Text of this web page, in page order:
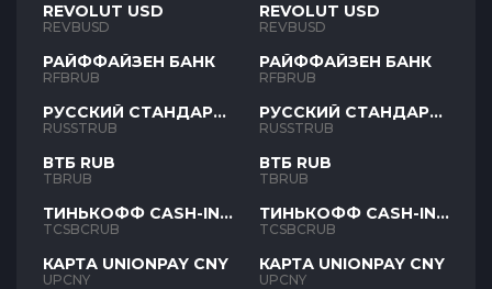
REVOLUT USD
REVBUSD
РАЙФФАЙЗЕН БАНК
RFBRUB
РУССКИЙ СТАНДАРТ
RUB
RUSSTRUB
ВТБ RUB
TBRUB
ТИНЬКОФФ CASH-IN
RUB
TCSBCRUB
КАРТА UNIONPAY CNY
UPCNY
REVOLUT USD
REVBUSD
РАЙФФАЙЗЕН БАНК
RFBRUB
РУССКИЙ СТАНДАРТ
RUB
RUSSTRUB
ВТБ RUB
TBRUB
ТИНЬКОФФ CASH-IN
RUB
TCSBCRUB
КАРТА UNIONPAY CNY
UPCNY